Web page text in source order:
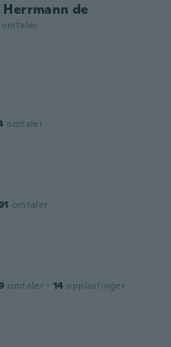
de
omtaler
omtaler
omtaler
omtaler · 14 opplastinger